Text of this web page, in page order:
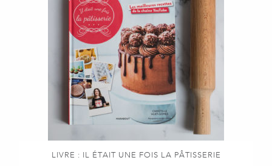
LIVRE : IL ÉTAIT UNE FOIS LA PÂTISSERIE